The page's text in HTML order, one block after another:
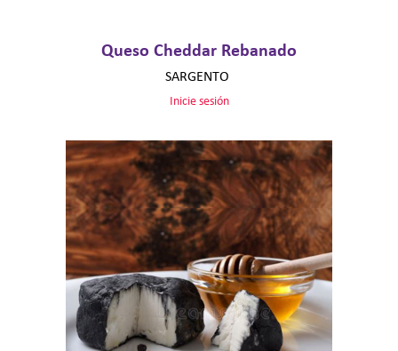
Queso Cheddar Rebanado
SARGENTO
Inicie sesión